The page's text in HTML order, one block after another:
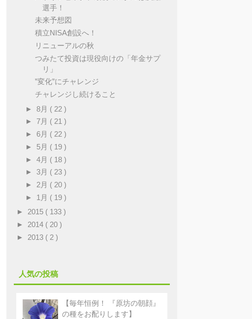
選手！
未来予想図
積立NISA創設へ！
リニューアルの秋
つみたて投資は現役向けの「年金サプ
リ」
”変化”にチャレンジ
チャレンジし続けること
►8月 ( 22 )
►7月 ( 21 )
► 6月 ( 22 )
► 5月 ( 19 )
►4月 ( 18 )
►3月 ( 23 )
► 2月 ( 20 )
► 1月 ( 19 )
► 2015 ( 133 )
► 2014 ( 20 )
► 2013 ( 2 )
人気の投稿
【毎年恒例！ 『原坊の朝顔』
の種をお配りします】